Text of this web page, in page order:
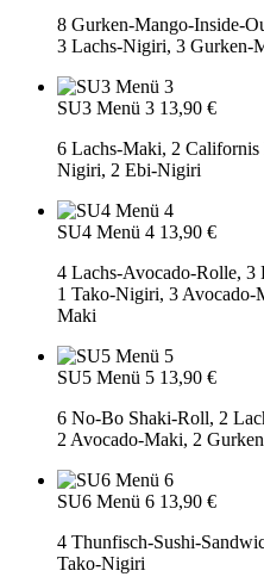
8 Gurken-Mango-Inside-
3 Lachs-Nigiri, 3 Gurken-
SU3 Menü 3 13,90 €
6 Lachs-Maki, 2
Nigiri, 2 Ebi-Nigiri
SU4 Menü 4 13,90 €
4 Lachs-Avocado-Rolle,
1 Tako-Nigiri, 3
Maki
SU5 Menü 5 13,90 €
6 No-Bo Shaki-Roll, 2
2 Avocado-Maki, 2
SU6 Menü 6 13,90 €
4 Thunfisch-Sushi-
Tako-Nigiri